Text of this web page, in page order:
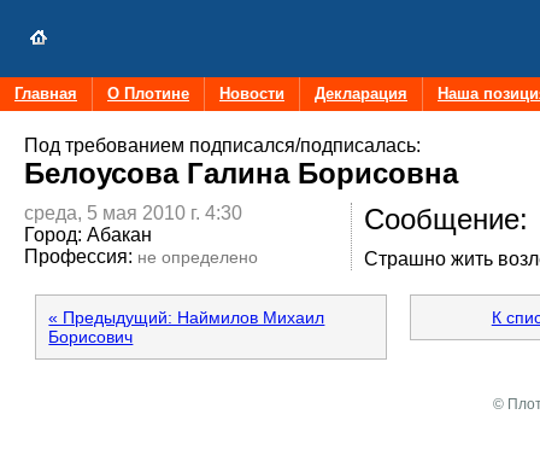
Главная О Плотине Новости Декларация Наша
Под требованием подписался/подписалась:
Белоусова Галина Борисовна
Сообщение:
Страшно жить
среда, 5 мая 2010 г. 4:30
Город: Абакан
Профессия: не определено
« Предыдущий: Наймилов Михаил
Борисович
К
©